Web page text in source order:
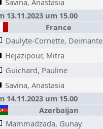
Savina, Anastasia
13.11.2023 um 15.00
France
Daulyte-Cornette, Deimante
Hejazipour, Mitra
Guichard, Pauline
Savina, Anastasia
14.11.2023 um 15.00
Azerbaijan
Mammadzada, Gunay